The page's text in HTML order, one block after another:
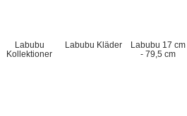
Labubu
Kollektioner
Labubu Kläder
Labubu 17 cm
- 79,5 cm